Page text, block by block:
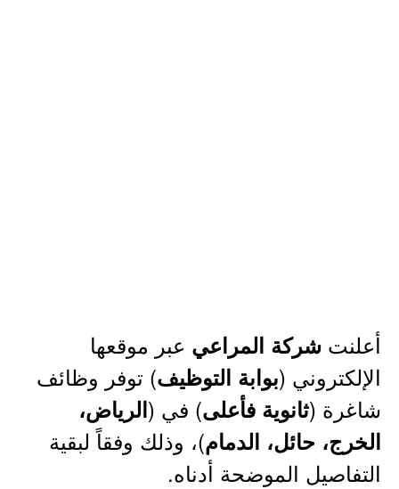
أعلنت شركة المراعي عبر موقعها
الإلكتروني (بوابة التوظيف) توفر وظائف
شاغرة (ثانوية فأعلى) في (الرياض،
الخرج، حائل، الدمام)، وذلك وفقاً لبقية
التفاصيل الموضحة أدناه.